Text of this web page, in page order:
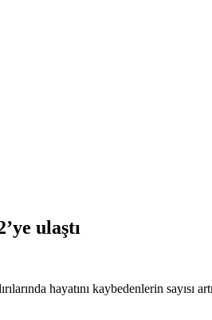
ulaştı
hayatını kaybedenlerin sayısı